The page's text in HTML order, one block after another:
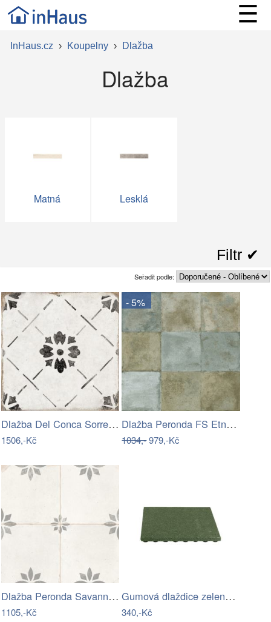
☰
InHaus.cz › Koupelny › Dlažba
Dlažba
Matná Lesklá
Filtr ✔︎
Seřadit podle:
Dlažba Del Conca Sorrentina nocelle…
1506,-Kč
- 5%
Dlažba Peronda FS Etna sage 33x33 cm…
1034,-979,-Kč
Dlažba Peronda Savannah silver 45x45 cm…
1105,-Kč
Gumová dlaždice zelená 40 x 500 x 500…
340,-Kč